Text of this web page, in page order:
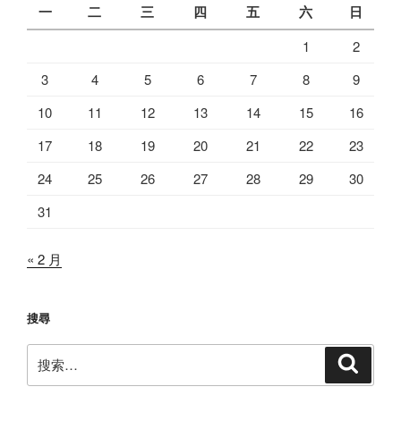
一 二 三 四 五 六 日
1
2
3
4 5 6 7 8
9
10
11 12 13 14 15
16
17
18 19 20 21 22
23
24
25 26 27 28 29
30
31
« 2 月
搜尋
索：